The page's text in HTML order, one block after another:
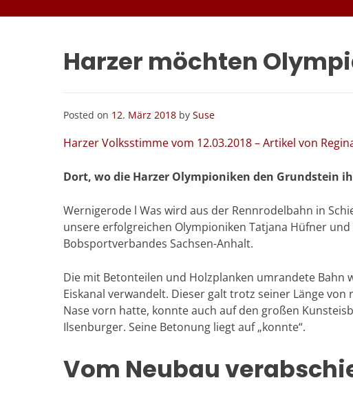
Harzer möchten
Posted on 12. März 2018 by Suse
Harzer Volksstimme vom 12.03.2018 – Artikel von
Dort, wo die Harzer Olympioniken den Grundstein
Wernigerode l Was wird aus der Rennrodelbahn in
unsere erfolgreichen Olympioniken Tatjana Hüfner und
Bobsportverbandes Sachsen-Anhalt.
Die mit Betonteilen und Holzplanken umrandete
Eiskanal verwandelt. Dieser galt trotz seiner Länge
Nase vorn hatte, konnte auch auf den großen
Ilsenburger. Seine Betonung liegt auf „konnte“.
Vom Neubau